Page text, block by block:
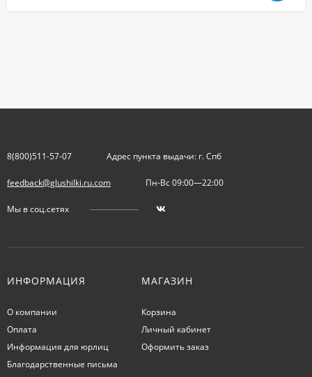
8(800)511-57-07 Адрес пункта выдачи: г. Спб
feedback@glushilki.ru.com Пн-Вс 09:00—22:00
Мы в соц.сетях
ИНФОРМАЦИЯ
О компании
Оплата
Информация для юрлиц
Благодарственные письма
МАГАЗИН
Корзина
Личный кабинет
Оформить заказ